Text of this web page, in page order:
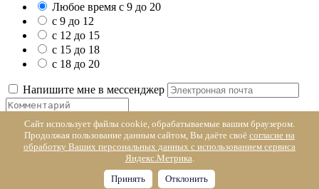
Любое время с 9 до 20
с 9 до 12
с 12 до 15
с 15 до 18
с 18 до 20
Напишите мне в мессенджер
Я даю
согласие на обработку
персональных данных* Отправить заявку
Заявка успешно отправлена. Мы уже обрабатываем ее и скоро
свяжемся для уточнения деталей
Сайт использует файлы cookie, обрабатываемые вашим браузером.
Продолжая пользование данным сайтом, Вы даёте своё согласие на
обработку Ваших персональных данных с использованием сервиса
Яндекс.Метрика.
Принять Отклонить